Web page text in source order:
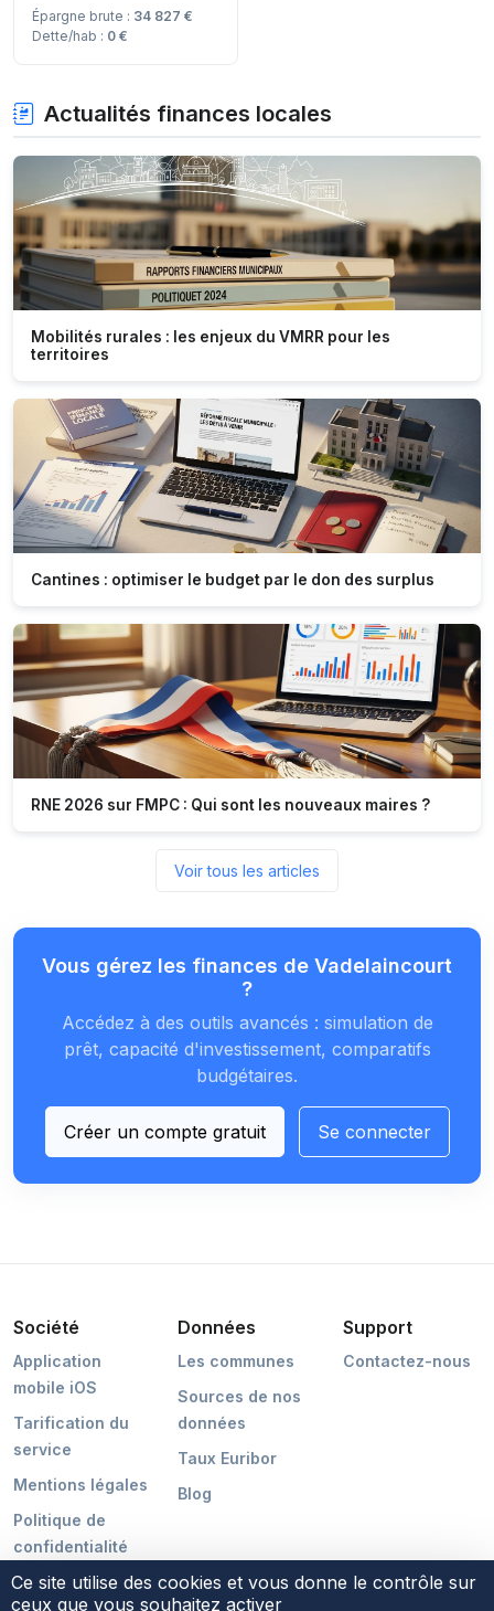
Épargne brute : 34 827 €
Dette/hab : 0 €
Actualités finances locales
Mobilités rurales : les enjeux du VMRR pour les
territoires
Cantines : optimiser le budget par le don des surplus
RNE 2026 sur FMPC : Qui sont les nouveaux maires ?
Voir tous les articles
Vous gérez les finances de Vadelaincourt
?
Accédez à des outils avancés : simulation de
prêt, capacité d'investissement, comparatifs
budgétaires.
Créer un compte gratuit Se connecter
Société
Application
mobile iOS
Tarification du
service
Mentions légales
Politique de
confidentialité
Données
Les communes
Sources de nos
données
Taux Euribor
Blog
Support
Contactez-nous
Ce site utilise des cookies et vous donne le contrôle sur
ceux que vous souhaitez activer